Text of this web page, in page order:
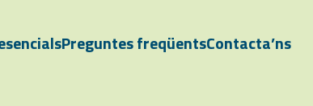
Preguntes freqüentsContacta’ns